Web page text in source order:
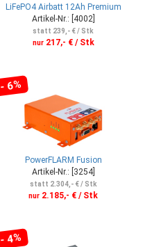
LiFePO4 Airbatt 12Ah Premium
Artikel-Nr.: [4002]
statt 239,- € / Stk
nur217,- € / Stk
- 6%
PowerFLARM Fusion
Artikel-Nr.: [3254]
statt 2.304,- € / Stk
nur 2.185,- € / Stk
- 4%